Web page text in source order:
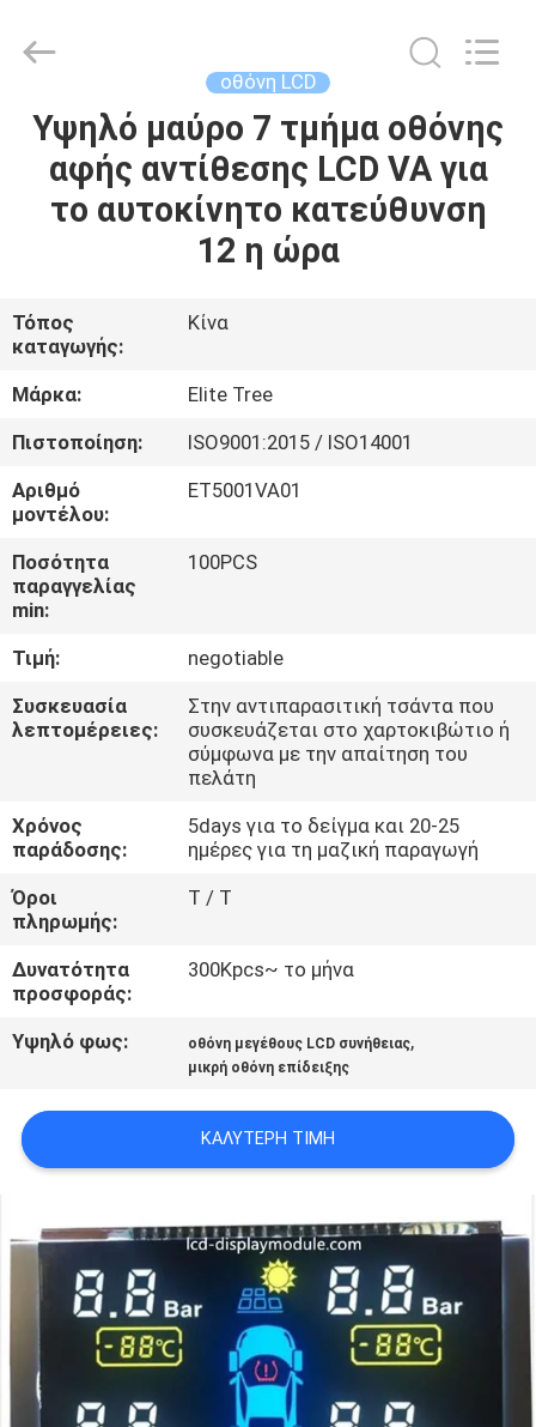
ΑΡΧΙΚΉ
ΣΕΛΊΔΑ
ΒΊΝΤΕΟ
ΣΧΕΤΙΚΆ
ΜΕ
ΕΜΆΣ
ΓΎΡΟΣ
ΕΡΓΟΣΤΑΣΊΩΝ
ΠΟΙΟΤΙΚΌΣ
ΈΛΕΓΧΟΣ
ΝΈΑ
ΖΗΤΉΣΤΕ
ΈΝΑ
ΑΠΌΣΠΑΣΜΑ
SITEMAP
ΠΟΛΙΤΙΚΉ
ΑΠΟΡΡΉΤΟΥ
Technology.
οθόνη LCD
Υψηλό μαύρο 7 τμήμα οθόνης
αφής αντίθεσης LCD VA για
το αυτοκίνητο κατεύθυνση
12 η ώρα
Τόπος
καταγωγής:
Κίνα
Μάρκα:
Elite Tree
Πιστοποίηση:
ISO9001:2015 / ISO14001
Αριθμό
μοντέλου:
ET5001VA01
Ποσότητα
παραγγελίας
min:
100PCS
Τιμή:
negotiable
Συσκευασία
λεπτομέρειες:
Στην αντιπαρασιτική τσάντα που
συσκευάζεται στο χαρτοκιβώτιο ή
σύμφωνα με την απαίτηση του
πελάτη
Χρόνος
παράδοσης:
5days για το δείγμα και 20-25
ημέρες για τη μαζική παραγωγή
Όροι
πληρωμής:
T / T
Δυνατότητα
προσφοράς:
300Kpcs~ το μήνα
Υψηλό φως: οθόνη μεγέθους LCD συνήθειας,
μικρή οθόνη επίδειξης
ΚΑΛΎΤΕΡΗ ΤΙΜΉ